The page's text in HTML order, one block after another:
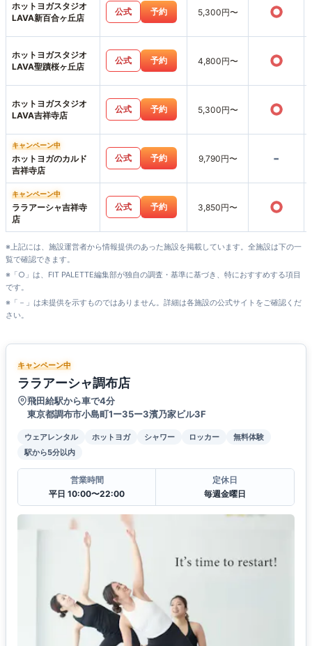
ホットヨガスタジオ
LAVA新百合ヶ丘店
公式 予約 5,300円〜 ○
ホットヨガスタジオ
LAVA聖蹟桜ヶ丘店
公式 予約 4,800円〜 ○
ホットヨガスタジオ
LAVA吉祥寺店
公式 予約 5,300円〜 ○
キャンペーン中
ホットヨガのカルド
吉祥寺店
公式 予約 9,790円〜 -
キャンペーン中
ララアーシャ吉祥寺
店
公式 予約 3,850円〜 ○
※上記には、施設運営者から情報提供のあった施設を掲載しています。全施設は下の一
覧で確認できます。
※「○」は、FIT PALETTE編集部が独自の調査・基準に基づき、特におすすめする項目
です。
※「－」は未提供を示すものではありません。詳細は各施設の公式サイトをご確認くだ
さい。
キャンペーン中
ララアーシャ調布店
飛田給駅から車で4分
東京都調布市小島町1ー35ー3濱乃家ビル3F
ウェアレンタル ホットヨガ シャワー ロッカー
無料体験
駅から5分以内
営業時間
平日 10:00〜22:00
定休日
毎週金曜日